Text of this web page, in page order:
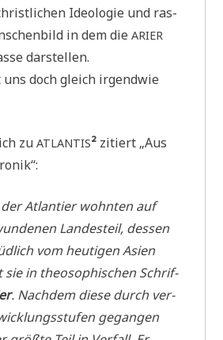
Ideo­lo­gie und ras­
in dem dieARIER
darstellen.
uns doch gleich irgend­wie
zuATLANTIS² zitiert „Aus
Atlan­tier wohn­ten auf
Lan­des­teil, des­sen
vom heu­ti­gen Asi­en
sie in theo­so­phi­schen Schrif­
. Nach­dem die­se durch ver­
gegan­gen